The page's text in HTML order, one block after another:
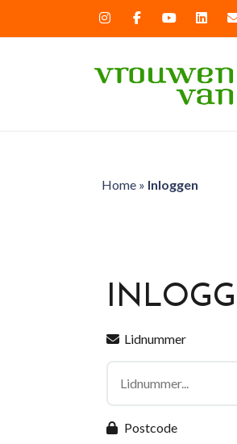
Home» Inloggen
Lidnummer
Postcode